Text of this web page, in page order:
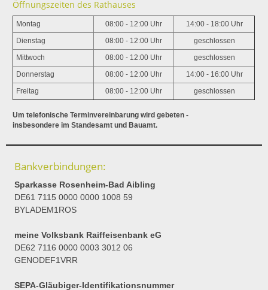
Öffnungszeiten des Rathauses
Montag 08:00 - 12:00 Uhr 14:00 - 18:00 Uhr
Dienstag 08:00 - 12:00 Uhr geschlossen
Mittwoch 08:00 - 12:00 Uhr geschlossen
Donnerstag 08:00 - 12:00 Uhr 14:00 - 16:00 Uhr
Freitag 08:00 - 12:00 Uhr geschlossen
Um telefonische Terminvereinbarung wird gebeten -
insbesondere im Standesamt und Bauamt.
Bankverbindungen:
Sparkasse Rosenheim-Bad Aibling
DE61 7115 0000 0000 1008 59
BYLADEM1ROS
meine Volksbank Raiffeisenbank eG
DE62 7116 0000 0003 3012 06
GENODEF1VRR
SEPA-Gläubiger-Identifikationsnummer